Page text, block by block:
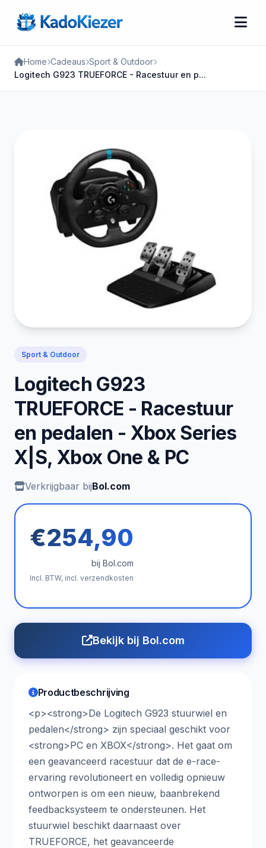
Home Cadeaus Sport & Outdoor
Logitech G923 TRUEFORCE - Racestuur en p...
Sport & Outdoor
Logitech G923
TRUEFORCE - Racestuur
en pedalen - Xbox Series
X|S, Xbox One & PC
Verkrijgbaar bijBol.com
€254,90
bij Bol.com
Incl. BTW, incl. verzendkosten
Bekijk bij Bol.com
Productbeschrijving
<p><strong>De Logitech G923 stuurwiel en
pedalen</strong> zijn speciaal geschikt voor
<strong>PC en XBOX</strong>. Het gaat om
een geavanceerd racestuur dat de e-race-
ervaring revolutioneert en volledig opnieuw
ontworpen is om een nieuw, baanbrekend
feedbacksysteem te ondersteunen. Het
stuurwiel beschikt daarnaast over
TRUEFORCE, het geavanceerde